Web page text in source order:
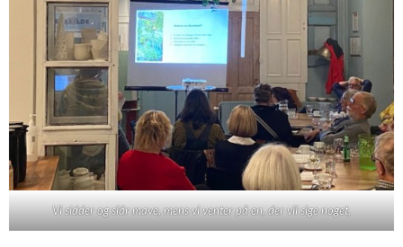
Vi sidder og slår mave, mens vi venter på en, der vil sige noget,